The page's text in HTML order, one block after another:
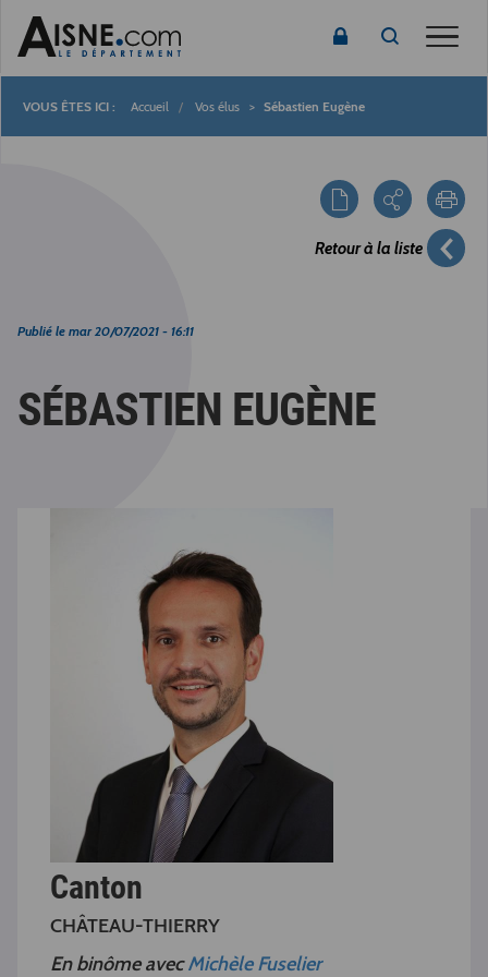
Fil
Accueil Vos élus Sébastien Eugène
Retour à la liste
Publié le mar 20/07/2021 - 16:11
SÉBASTIEN EUGÈNE
Canton
CHÂTEAU-THIERRY
En binôme avecMichèle Fuselier